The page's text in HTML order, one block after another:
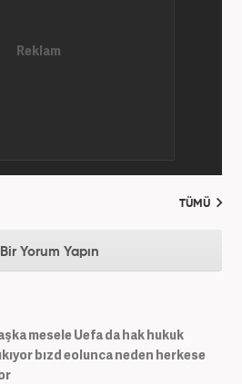
TÜMÜ
Bir Yorum Yapın
mesele Uefa da hak hukuk
bızd eolunca neden herkese